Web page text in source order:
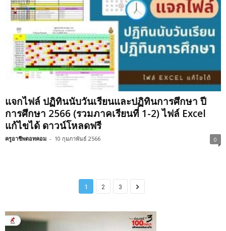
แจกไฟล์ ปฏิทินนับวันเรียนและปฏิทินการศึกษา ปี
การศึกษา 2566 (รวมภาคเรียนที่ 1-2) ไฟล์ Excel
แก้ไขได้ ดาวน์โหลดฟรี
ครูอาชีพดอทคอม - 10 กุมภาพันธ์ 2566 0
1 2 3